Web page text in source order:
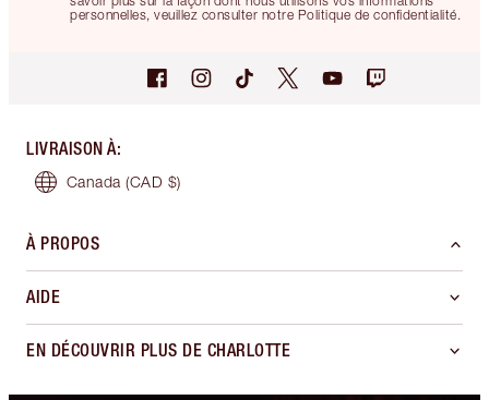
personnelles, veuillez consulter notre Politique de confidentialité.
LIVRAISON À:
Canada (CAD $)
À PROPOS
AIDE
EN DÉCOUVRIR PLUS DE CHARLOTTE